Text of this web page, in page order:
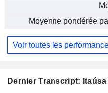
Dernier Transcript: Itaúsa
Moyenne pondérée
Voir toutes les